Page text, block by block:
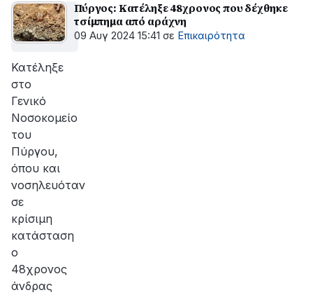
Πύργος: Κατέληξε 48χρονος που δέχθηκε
τσίμπημα από αράχνη
09 Αυγ 2024 15:41 σε Επικαιρότητα
Κατέληξε
στο
Γενικό
Νοσοκομείο
του
Πύργου,
όπου και
νοσηλευόταν
σε
κρίσιμη
κατάσταση
ο
48χρονος
άνδρας